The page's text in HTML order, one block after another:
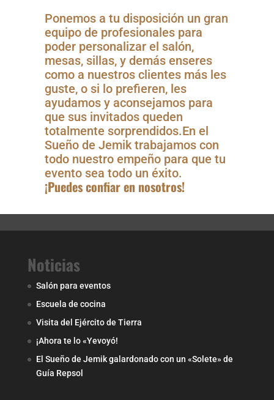
⁣Ponemos a tu disposición un gran
equipo de profesionales para
poder personalizar el salón,
mesas, sillas, y demás enseres
como a nuestros clientes más les
guste, o si lo prefieren, les
ayudamos y aconsejamos para
que sus invitados queden
totalmente sorprendidos.⁣⁣En el
Sueño de Jemik trabajamos con
todo nuestro empeño para que tu
evento sea todo un éxito.⁣
¡Puedes confiar en nosotros!
Noticias
Salón para eventos
Escuela de cocina
Visita del Ejército de Tierra
¡Ahora te lo «Yevoyó!
El Sueño de Jemik galardonado con un «Solete» de
Guía Repsol